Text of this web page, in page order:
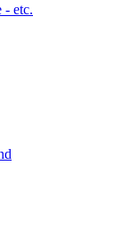
- etc.